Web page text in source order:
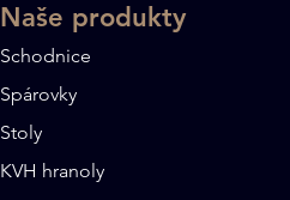
Naše produkty
Schodnice
Spárovky
Stoly
KVH hranoly